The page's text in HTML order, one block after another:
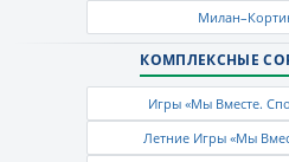
КОМПЛЕКСНЫЕ
Игры «Мы Вместе.
Летние Игры «Мы